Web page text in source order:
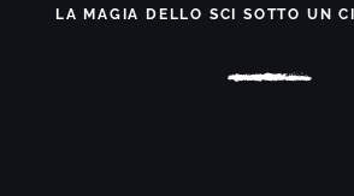
LA MAGIA DELLO SCI SOTTO UN